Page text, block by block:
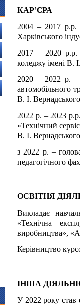
КАР’ЄРА
2004 – 2017 р.р.
Харківського
2017 – 2020 р.р.
коледжу імені В.
2020 – 2022 р. –
автомобільного
В. І.
2022 р. – 2023
«Технічний
В. І.
з 2022 р. –
педагогічного
ОСВІТНЯ
Викладає
«Технічна
виробництва»,
Керівництво
ІНША
У 2022 року став